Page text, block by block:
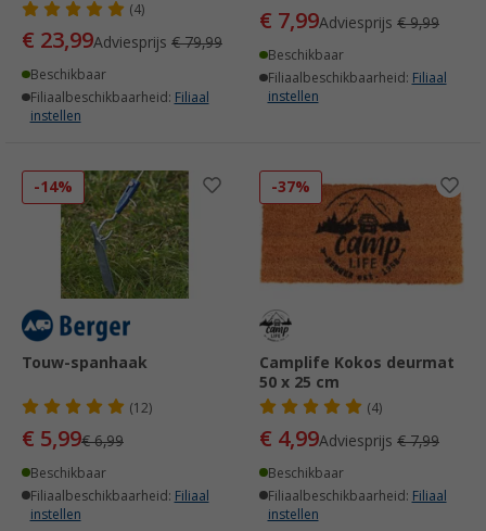
(4)
€ 23,99Adviesprijs € 79,99
Beschikbaar
Filiaalbeschikbaarheid: Filiaal
instellen
€ 7,99Adviesprijs € 9,99
Beschikbaar
Filiaalbeschikbaarheid: Filiaal
instellen
-14%
Touw-spanhaak
(12)
€ 5,99€ 6,99
Beschikbaar
Filiaalbeschikbaarheid: Filiaal
instellen
-37%
Camplife Kokos deurmat
50 x 25 cm
(4)
€ 4,99Adviesprijs € 7,99
Beschikbaar
Filiaalbeschikbaarheid: Filiaal
instellen